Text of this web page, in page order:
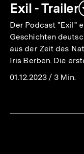
Exil - Trailer
Der Podcast "Exil"
Geschichten
aus der Zeit des
Iris Berben. Die
01.12.2023/ 3 Min.